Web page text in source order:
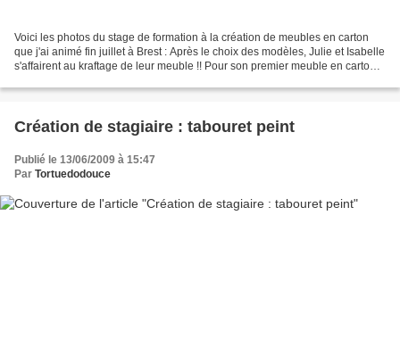
Voici les photos du stage de formation à la création de meubles en carton
que j'ai animé fin juillet à Brest : Après le choix des modèles, Julie et Isabelle
s'affairent au kraftage de leur meuble !! Pour son premier meuble en carton,
Création de stagiaire : tabouret peint
Publié le 13/06/2009 à 15:47
Par Tortuedodouce